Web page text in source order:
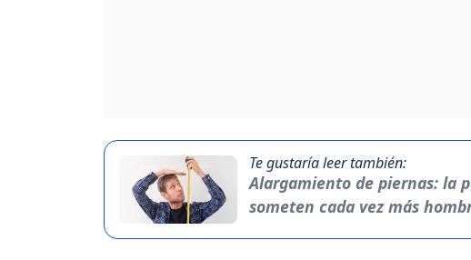
Te gustaría leer también:
Alargamiento de piernas: la
someten cada vez más